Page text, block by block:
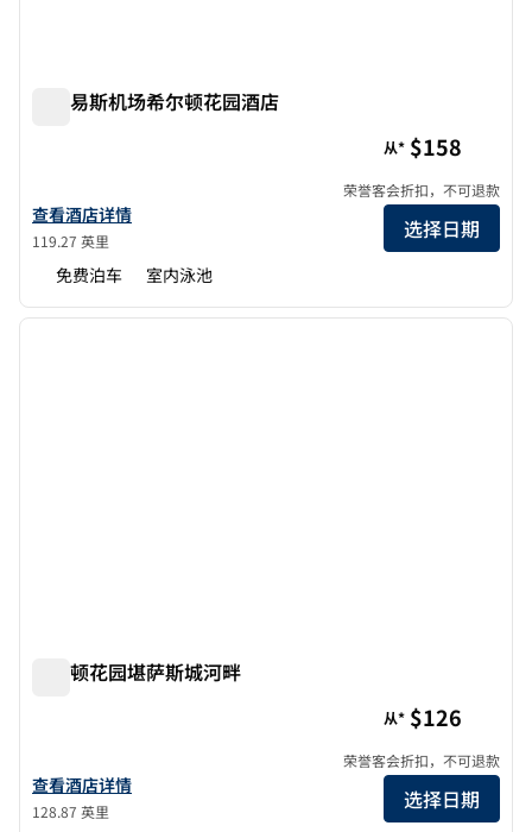
圣路易斯机场希尔顿花园酒店
查看希尔顿花园酒店（St. Louis Airport）的酒店详情
查看酒店详情
119.27 英里
从* $158
荣誉客会折扣，不可退款
选择日期
免费泊车 室内泳池
1/8
1/8
下一
希尔顿花园堪萨斯城河畔
查看希尔顿花园酒店堪萨斯城河畔的酒店详情
查看酒店详情
128.87 英里
从* $126
荣誉客会折扣，不可退款
选择日期